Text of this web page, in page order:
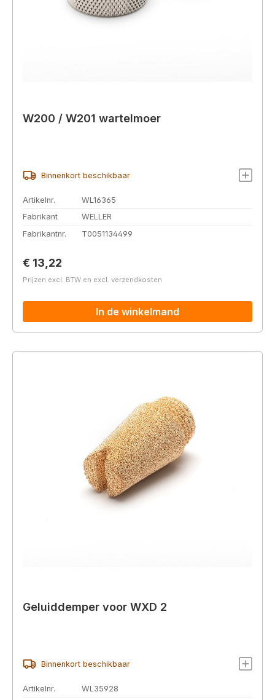
W200 / W201 wartelmoer
Binnenkort beschikbaar
Artikelnr.
WL16365
Fabrikant
WELLER
Fabrikantnr.
T0051134499
Normale prijs:
€ 13,22
Prijzen excl. BTW en excl. verzendkosten
In de winkelmand
Geluiddemper voor WXD 2
Binnenkort beschikbaar
Artikelnr.
WL35928